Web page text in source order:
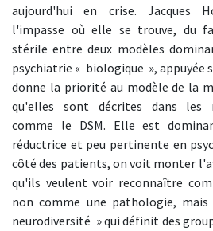
aujourd'hui en crise. Jacques
l'impasse où elle se trouve, du
stérile entre deux modèles
psychiatrie « biologique », appuyée
donne la priorité au modèle de la
qu'elles sont décrites dans les
comme le DSM. Elle est
réductrice et peu pertinente en
côté des patients, on voit monter
qu'ils veulent voir reconnaître
non comme une pathologie, mais
neurodiversité » qui définit des